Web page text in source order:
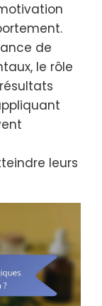
de
le rôle
leurs